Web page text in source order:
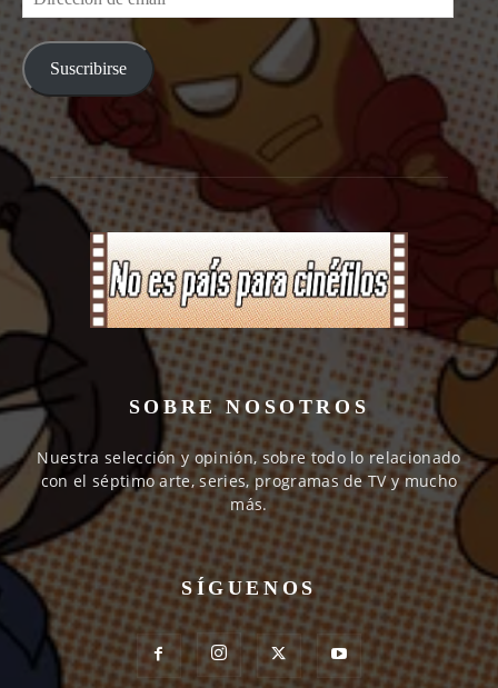
de
email
Suscribirse
SOBRE NOSOTROS
Nuestra selección y opinión, sobre todo lo relacionado
con el séptimo arte, series, programas de TV y mucho
más.
SÍGUENOS